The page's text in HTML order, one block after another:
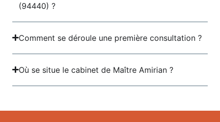
(94440) ?
Comment se déroule une première consultation ?
Où se situe le cabinet de Maître Amirian ?